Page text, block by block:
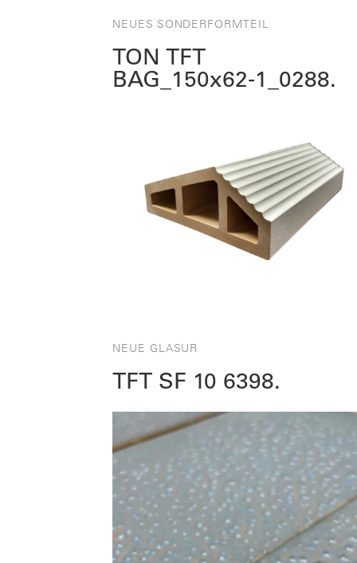
NEUES SONDERFORMTEIL
TON TFT
BAG_150x62‑1_0288.
NEUE GLASUR
TFT SF 10 6398.